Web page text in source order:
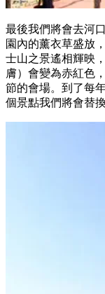
最後我們將會去河
園內的薰衣草盛放
士山之景遙相輝映
膚）會變為赤紅色
節的會場。到了每
個景點我們將會替